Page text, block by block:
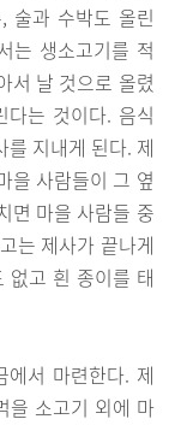
술과 수박도 올린
는 생소고기를 적
서 날 것으로 올렸
다는 것이다. 음식
지내게 된다. 제
을 사람들이 그 옆
면 마을 사람들 중
는 제사가 끝나게
없고 흰 종이를 태
에서 마련한다. 제
을 소고기 외에 마